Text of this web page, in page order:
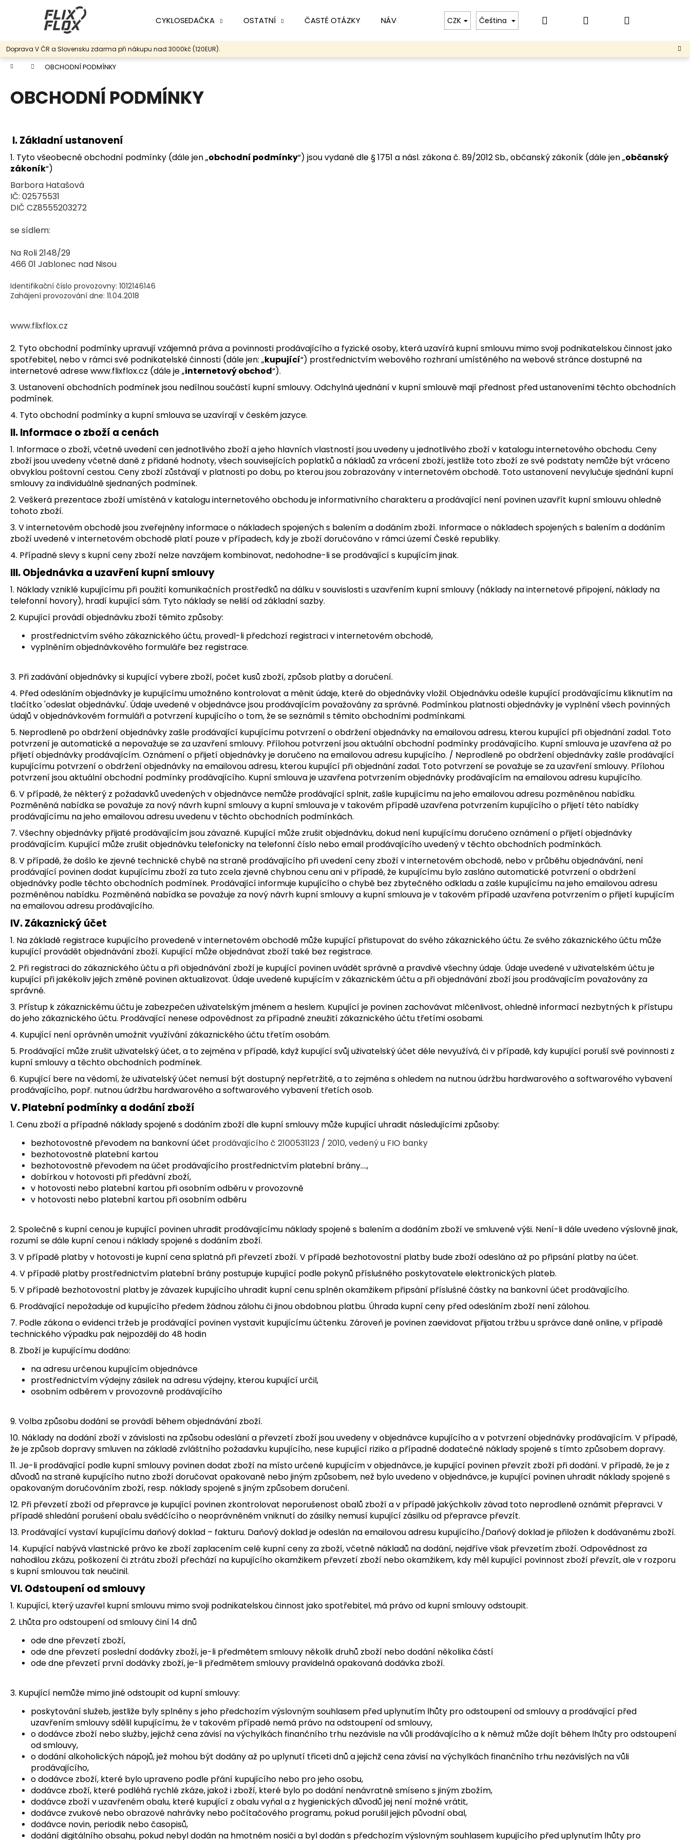
CYKLOSEDAČKA OSTATNÍ ČASTÉ OTÁZKY NÁVOD KONTAKT PRODEJCI
CZK Čeština Hledat PřihlášeníNákupní
košík
Doprava V ČR a Slovensku zdarma při nákupu nad 3000kč (120EUR).
Domů
OBCHODNÍ PODMÍNKY
OBCHODNÍ PODMÍNKY
I.Základní ustanovení
1. Tyto všeobecné obchodní podmínky (dále jen „obchodní podmínky“) jsou vydané dle § 1751 a násl. zákona č. 89/2012 Sb., občanský zákoník (dále jen „občanský
zákoník“)
Barbora Hatašová
IČ: 02575531
DIČ CZ8555203272
se sídlem:
Na Roli 2148/29
466 01 Jablonec nad Nisou
Identifikační číslo provozovny: 1012146146
Zahájení provozování dne: 11.04.2018
www.flixflox.cz
2. Tyto obchodní podmínky upravují vzájemná práva a povinnosti prodávajícího a fyzické osoby, která uzavírá kupní smlouvu mimo svoji podnikatelskou činnost jako
spotřebitel, nebo v rámci své podnikatelské činnosti (dále jen: „kupující“) prostřednictvím webového rozhraní umístěného na webové stránce dostupné na
internetové adrese www.flixflox.cz (dále je „internetový obchod“).
3. Ustanovení obchodních podmínek jsou nedílnou součástí kupní smlouvy. Odchylná ujednání v kupní smlouvě mají přednost před ustanoveními těchto obchodních
podmínek.
4. Tyto obchodní podmínky a kupní smlouva se uzavírají v českém jazyce.
II. Informace o zboží a cenách
1. Informace o zboží, včetně uvedení cen jednotlivého zboží a jeho hlavních vlastností jsou uvedeny u jednotlivého zboží v katalogu internetového obchodu. Ceny
zboží jsou uvedeny včetně daně z přidané hodnoty, všech souvisejících poplatků a nákladů za vrácení zboží, jestliže toto zboží ze své podstaty nemůže být vráceno
obvyklou poštovní cestou. Ceny zboží zůstávají v platnosti po dobu, po kterou jsou zobrazovány v internetovém obchodě. Toto ustanovení nevylučuje sjednání kupní
smlouvy za individuálně sjednaných podmínek.
2. Veškerá prezentace zboží umístěná v katalogu internetového obchodu je informativního charakteru a prodávající není povinen uzavřít kupní smlouvu ohledně
tohoto zboží.
3. V internetovém obchodě jsou zveřejněny informace o nákladech spojených s balením a dodáním zboží. Informace o nákladech spojených s balením a dodáním
zboží uvedené v internetovém obchodě platí pouze v případech, kdy je zboží doručováno v rámci území České republiky.
4. Případné slevy s kupní ceny zboží nelze navzájem kombinovat, nedohodne-li se prodávající s kupujícím jinak.
III. Objednávka a uzavření kupní smlouvy
1. Náklady vzniklé kupujícímu při použití komunikačních prostředků na dálku v souvislosti s uzavřením kupní smlouvy (náklady na internetové připojení, náklady na
telefonní hovory), hradí kupující sám. Tyto náklady se neliší od základní sazby.
2. Kupující provádí objednávku zboží těmito způsoby:
prostřednictvím svého zákaznického účtu, provedl-li předchozí registraci v internetovém obchodě,
vyplněním objednávkového formuláře bez registrace.
3. Při zadávání objednávky si kupující vybere zboží, počet kusů zboží, způsob platby a doručení.
4. Před odesláním objednávky je kupujícímu umožněno kontrolovat a měnit údaje, které do objednávky vložil. Objednávku odešle kupující prodávajícímu kliknutím na
tlačítko 'odeslat objednávku'. Údaje uvedené v objednávce jsou prodávajícím považovány za správné. Podmínkou platnosti objednávky je vyplnění všech povinných
údajů v objednávkovém formuláři a potvrzení kupujícího o tom, že se seznámil s těmito obchodními podmínkami.
5. Neprodleně po obdržení objednávky zašle prodávající kupujícímu potvrzení o obdržení objednávky na emailovou adresu, kterou kupující při objednání zadal. Toto
potvrzení je automatické a nepovažuje se za uzavření smlouvy. Přílohou potvrzení jsou aktuální obchodní podmínky prodávajícího. Kupní smlouva je uzavřena až po
přijetí objednávky prodávajícím. Oznámení o přijetí objednávky je doručeno na emailovou adresu kupujícího. / Neprodleně po obdržení objednávky zašle prodávající
kupujícímu potvrzení o obdržení objednávky na emailovou adresu, kterou kupující při objednání zadal. Toto potvrzení se považuje se za uzavření smlouvy. Přílohou
potvrzení jsou aktuální obchodní podmínky prodávajícího. Kupní smlouva je uzavřena potvrzením objednávky prodávajícím na emailovou adresu kupujícího.
6. V případě, že některý z požadavků uvedených v objednávce nemůže prodávající splnit, zašle kupujícímu na jeho emailovou adresu pozměněnou nabídku.
Pozměněná nabídka se považuje za nový návrh kupní smlouvy a kupní smlouva je v takovém případě uzavřena potvrzením kupujícího o přijetí této nabídky
prodávajícímu na jeho emailovou adresu uvedenu v těchto obchodních podmínkách.
7. Všechny objednávky přijaté prodávajícím jsou závazné. Kupující může zrušit objednávku, dokud není kupujícímu doručeno oznámení o přijetí objednávky
prodávajícím. Kupující může zrušit objednávku telefonicky na telefonní číslo nebo email prodávajícího uvedený v těchto obchodních podmínkách.
8. V případě, že došlo ke zjevné technické chybě na straně prodávajícího při uvedení ceny zboží v internetovém obchodě, nebo v průběhu objednávání, není
prodávající povinen dodat kupujícímu zboží za tuto zcela zjevně chybnou cenu ani v případě, že kupujícímu bylo zasláno automatické potvrzení o obdržení
objednávky podle těchto obchodních podmínek. Prodávající informuje kupujícího o chybě bez zbytečného odkladu a zašle kupujícímu na jeho emailovou adresu
pozměněnou nabídku. Pozměněná nabídka se považuje za nový návrh kupní smlouvy a kupní smlouva je v takovém případě uzavřena potvrzením o přijetí kupujícím
na emailovou adresu prodávajícího.
IV. Zákaznický účet
1. Na základě registrace kupujícího provedené v internetovém obchodě může kupující přistupovat do svého zákaznického účtu. Ze svého zákaznického účtu může
kupující provádět objednávání zboží. Kupující může objednávat zboží také bez registrace.
2. Při registraci do zákaznického účtu a při objednávání zboží je kupující povinen uvádět správně a pravdivě všechny údaje. Údaje uvedené v uživatelském účtu je
kupující při jakékoliv jejich změně povinen aktualizovat. Údaje uvedené kupujícím v zákaznickém účtu a při objednávání zboží jsou prodávajícím považovány za
správné.
3. Přístup k zákaznickému účtu je zabezpečen uživatelským jménem a heslem. Kupující je povinen zachovávat mlčenlivost, ohledně informací nezbytných k přístupu
do jeho zákaznického účtu. Prodávající nenese odpovědnost za případné zneužití zákaznického účtu třetími osobami.
4. Kupující není oprávněn umožnit využívání zákaznického účtu třetím osobám.
5. Prodávající může zrušit uživatelský účet, a to zejména v případě, když kupující svůj uživatelský účet déle nevyužívá, či v případě, kdy kupující poruší své povinnosti z
kupní smlouvy a těchto obchodních podmínek.
6. Kupující bere na vědomí, že uživatelský účet nemusí být dostupný nepřetržitě, a to zejména s ohledem na nutnou údržbu hardwarového a softwarového vybavení
prodávajícího, popř. nutnou údržbu hardwarového a softwarového vybavení třetích osob.
V. Platební podmínky a dodání zboží
1. Cenu zboží a případné náklady spojené s dodáním zboží dle kupní smlouvy může kupující uhradit následujícími způsoby:
bezhotovostně převodem na bankovní účet prodávajícího č 2100531123 / 2010, vedený u FIO banky
bezhotovostně platební kartou
bezhotovostně převodem na účet prodávajícího prostřednictvím platební brány….,
dobírkou v hotovosti při předávní zboží,
v hotovosti nebo platební kartou při osobním odběru v provozovně
v hotovosti nebo platební kartou při osobním odběru
2. Společně s kupní cenou je kupující povinen uhradit prodávajícímu náklady spojené s balením a dodáním zboží ve smluvené výši. Není-li dále uvedeno výslovně jinak,
rozumí se dále kupní cenou i náklady spojené s dodáním zboží.
3. V případě platby v hotovosti je kupní cena splatná při převzetí zboží. V případě bezhotovostní platby bude zboží odesláno až po připsání platby na účet.
4. V případě platby prostřednictvím platební brány postupuje kupující podle pokynů příslušného poskytovatele elektronických plateb.
5. V případě bezhotovostní platby je závazek kupujícího uhradit kupní cenu splněn okamžikem připsání příslušné částky na bankovní účet prodávajícího.
6. Prodávající nepožaduje od kupujícího předem žádnou zálohu či jinou obdobnou platbu. Úhrada kupní ceny před odesláním zboží není zálohou.
7. Podle zákona o evidenci tržeb je prodávající povinen vystavit kupujícímu účtenku. Zároveň je povinen zaevidovat přijatou tržbu u správce daně online, v případě
technického výpadku pak nejpozději do 48 hodin
8. Zboží je kupujícímu dodáno:
na adresu určenou kupujícím objednávce
prostřednictvím výdejny zásilek na adresu výdejny, kterou kupující určil,
osobním odběrem v provozovně prodávajícího
9. Volba způsobu dodání se provádí během objednávání zboží.
10. Náklady na dodání zboží v závislosti na způsobu odeslání a převzetí zboží jsou uvedeny v objednávce kupujícího a v potvrzení objednávky prodávajícím. V případě,
že je způsob dopravy smluven na základě zvláštního požadavku kupujícího, nese kupující riziko a případné dodatečné náklady spojené s tímto způsobem dopravy.
11. Je-li prodávající podle kupní smlouvy povinen dodat zboží na místo určené kupujícím v objednávce, je kupující povinen převzít zboží při dodání. V případě, že je z
důvodů na straně kupujícího nutno zboží doručovat opakovaně nebo jiným způsobem, než bylo uvedeno v objednávce, je kupující povinen uhradit náklady spojené s
opakovaným doručováním zboží, resp. náklady spojené s jiným způsobem doručení.
12. Při převzetí zboží od přepravce je kupující povinen zkontrolovat neporušenost obalů zboží a v případě jakýchkoliv závad toto neprodleně oznámit přepravci. V
případě shledání porušení obalu svědčícího o neoprávněném vniknutí do zásilky nemusí kupující zásilku od přepravce převzít.
13. Prodávající vystaví kupujícímu daňový doklad – fakturu. Daňový doklad je odeslán na emailovou adresu kupujícího./Daňový doklad je přiložen k dodávanému zboží.
14. Kupující nabývá vlastnické právo ke zboží zaplacením celé kupní ceny za zboží, včetně nákladů na dodání, nejdříve však převzetím zboží. Odpovědnost za
nahodilou zkázu, poškození či ztrátu zboží přechází na kupujícího okamžikem převzetí zboží nebo okamžikem, kdy měl kupující povinnost zboží převzít, ale v rozporu
s kupní smlouvou tak neučinil.
VI. Odstoupení od smlouvy
1. Kupující, který uzavřel kupní smlouvu mimo svoji podnikatelskou činnost jako spotřebitel, má právo od kupní smlouvy odstoupit.
2. Lhůta pro odstoupení od smlouvy činí 14 dnů
ode dne převzetí zboží,
ode dne převzetí poslední dodávky zboží, je-li předmětem smlouvy několik druhů zboží nebo dodání několika částí
ode dne převzetí první dodávky zboží, je-li předmětem smlouvy pravidelná opakovaná dodávka zboží.
3. Kupující nemůže mimo jiné odstoupit od kupní smlouvy:
poskytování služeb, jestliže byly splněny s jeho předchozím výslovným souhlasem před uplynutím lhůty pro odstoupení od smlouvy a prodávající před
uzavřením smlouvy sdělil kupujícímu, že v takovém případě nemá právo na odstoupení od smlouvy,
o dodávce zboží nebo služby, jejichž cena závisí na výchylkách finančního trhu nezávisle na vůli prodávajícího a k němuž může dojít během lhůty pro odstoupení
od smlouvy,
o dodání alkoholických nápojů, jež mohou být dodány až po uplynutí třiceti dnů a jejichž cena závisí na výchylkách finančního trhu nezávislých na vůli
prodávajícího,
o dodávce zboží, které bylo upraveno podle přání kupujícího nebo pro jeho osobu,
dodávce zboží, které podléhá rychlé zkáze, jakož i zboží, které bylo po dodání nenávratně smíseno s jiným zbožím,
dodávce zboží v uzavřeném obalu, které kupující z obalu vyňal a z hygienických důvodů jej není možné vrátit,
dodávce zvukové nebo obrazové nahrávky nebo počítačového programu, pokud porušil jejich původní obal,
dodávce novin, periodik nebo časopisů,
dodání digitálního obsahu, pokud nebyl dodán na hmotném nosiči a byl dodán s předchozím výslovným souhlasem kupujícího před uplynutím lhůty pro
í
k
Zpět
do
obchodu
Zpět
do
obchodu
Co potřebujete najít?